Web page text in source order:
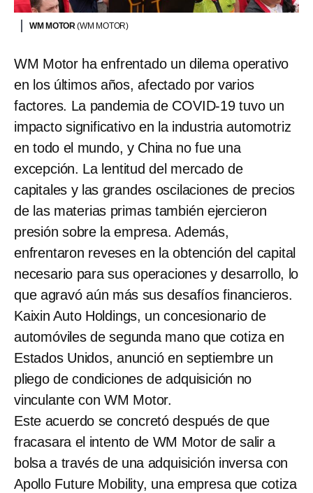
WM MOTOR(WM MOTOR)
WM Motor ha enfrentado un dilema operativo
en los últimos años, afectado por varios
factores. La pandemia de COVID-19 tuvo un
impacto significativo en la industria automotriz
en todo el mundo, y China no fue una
excepción. La lentitud del mercado de
capitales y las grandes oscilaciones de precios
de las materias primas también ejercieron
presión sobre la empresa. Además,
enfrentaron reveses en la obtención del capital
necesario para sus operaciones y desarrollo, lo
que agravó aún más sus desafíos financieros.
Kaixin Auto Holdings, un concesionario de
automóviles de segunda mano que cotiza en
Estados Unidos, anunció en septiembre un
pliego de condiciones de adquisición no
vinculante con WM Motor.
Este acuerdo se concretó después de que
fracasara el intento de WM Motor de salir a
bolsa a través de una adquisición inversa con
Apollo Future Mobility, una empresa que cotiza